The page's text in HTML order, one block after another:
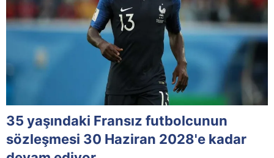
35 yaşındaki Fransız futbolcunun
sözleşmesi 30 Haziran 2028'e kadar